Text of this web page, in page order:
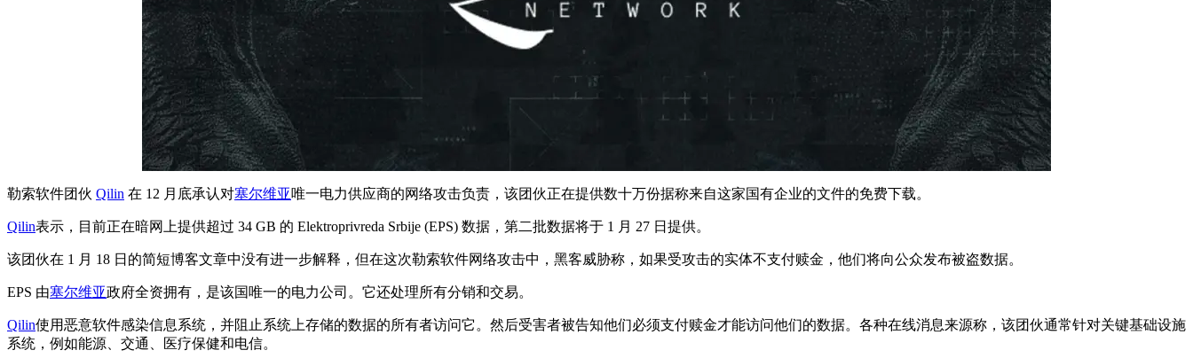
勒索软件团伙 Qilin 在 12 月底承认对塞尔维亚唯一电力供应商的网络攻击负责，该团伙正在提供数十万份据称来自这家国有企业的文件的免费下载。
Qilin表示，目前正在暗网上提供超过 34 GB 的 Elektroprivreda Srbije (EPS) 数据，第二批数据将于 1 月 27 日提供。
该团伙在 1 月 18 日的简短博客文章中没有进一步解释，但在这次勒索软件网络攻击中，黑客威胁称，如果受攻击的实体不支付赎金，他们将向公众发布被盗数据。
EPS 由塞尔维亚政府全资拥有，是该国唯一的电力公司。它还处理所有分销和交易。
Qilin使用恶意软件感染信息系统，并阻止系统上存储的数据的所有者访问它。然后受害者被告知他们必须支付赎金才能访问他们的数据。各种在线消息来源称，该团伙通常针对关键基础设施
系统，例如能源、交通、医疗保健和电信。